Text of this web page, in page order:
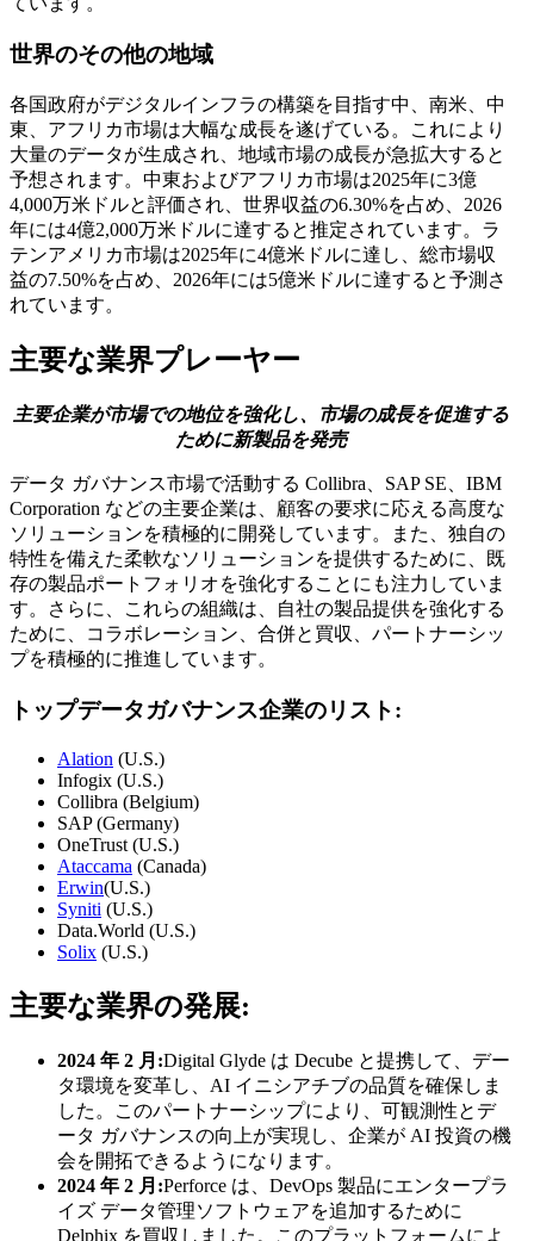
世界のその他の地域
各国政府がデジタルインフラの構築を目指す中、南米、中
東、アフリカ市場は大幅な成長を遂げている。これにより
大量のデータが生成され、地域市場の成長が急拡大すると
予想されます。中東およびアフリカ市場は2025年に3億
4,000万米ドルと評価され、世界収益の6.30%を占め、2026
年には4億2,000万米ドルに達すると推定されています。ラ
テンアメリカ市場は2025年に4億米ドルに達し、総市場収
益の7.50%を占め、2026年には5億米ドルに達すると予測さ
れています。
主要な業界プレーヤー
主要企業が市場での地位を強化し、市場の成長を促進する
ために新製品を発売
データ ガバナンス市場で活動する Collibra、SAP SE、IBM
Corporation などの主要企業は、顧客の要求に応える高度な
ソリューションを積極的に開発しています。また、独自の
特性を備えた柔軟なソリューションを提供するために、既
存の製品ポートフォリオを強化することにも注力していま
す。さらに、これらの組織は、自社の製品提供を強化する
ために、コラボレーション、合併と買収、パートナーシッ
プを積極的に推進しています。
トップデータガバナンス企業のリスト:
Alation (U.S.)
Infogix (U.S.)
Collibra (Belgium)
SAP (Germany)
OneTrust (U.S.)
Ataccama (Canada)
Erwin(U.S.)
Syniti (U.S.)
Data.World (U.S.)
Solix (U.S.)
主要な業界の発展:
2024 年 2 月:Digital Glyde は Decube と提携して、デー
タ環境を変革し、AI イニシアチブの品質を確保しま
した。このパートナーシップにより、可観測性とデ
ータ ガバナンスの向上が実現し、企業が AI 投資の機
会を開拓できるようになります。
2024 年 2 月:Perforce は、DevOps 製品にエンタープラ
イズ データ管理ソフトウェアを追加するために
Delphix を買収しました。このプラットフォームによ